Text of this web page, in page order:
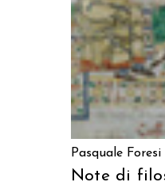
Pasquale Foresi
Note di